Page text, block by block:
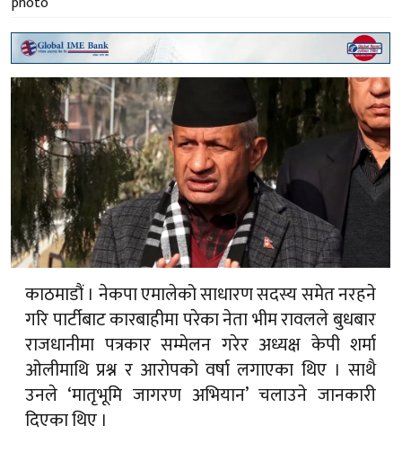
काठमाडौं । नेकपा एमालेको साधारण सदस्य समेत नरहने
गरि पार्टीबाट कारबाहीमा परेका नेता भीम रावलले बुधबार
राजधानीमा पत्रकार सम्मेलन गरेर अध्यक्ष केपी शर्मा
ओलीमाथि प्रश्न र आरोपको वर्षा लगाएका थिए । साथै
उनले ‘मातृभूमि जागरण अभियान’ चलाउने जानकारी
दिएका थिए ।